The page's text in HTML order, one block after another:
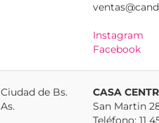
Instagram
Facebook
Ciudad de Bs.
As.
CASA
San Martin
Teléfono: 11